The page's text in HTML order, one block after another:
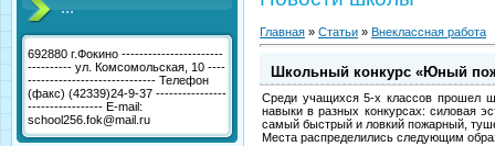
...
692880 г.Фокино -----------------------
---------- ул. Комсомольская, 10 ----
----------------------------- Телефон
(факс) (42339)24-9-37 ----------------
----------------- E-mail:
school256.fok@mail.ru
Главная » Статьи » Внеклассная работа
Школьный конкурс «Юный
Среди учащихся 5-х классов прошел
навыки в разных конкурсах: силовая
самый быстрый и ловкий пожарный,
Места распределились следующим